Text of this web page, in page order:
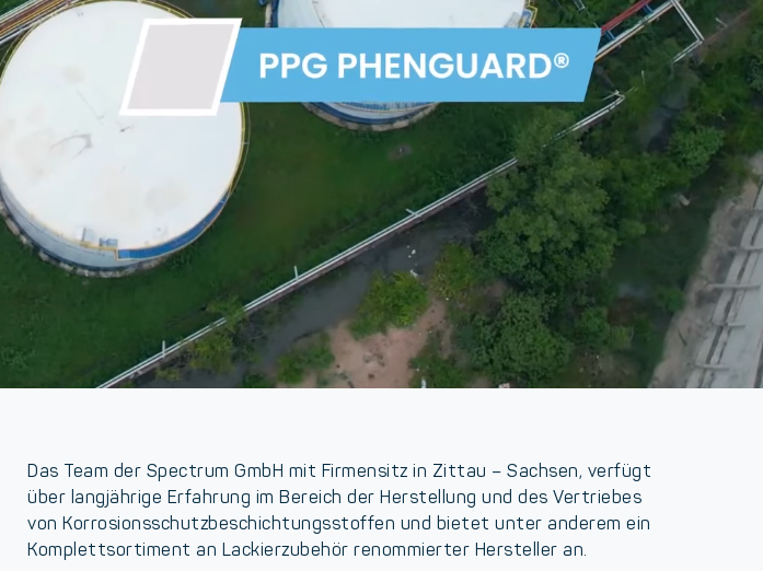
Das Team der Spectrum GmbH mit Firmensitz in Zittau – Sachsen, verfügt
über langjährige Erfahrung im Bereich der Herstellung und des Vertriebes
von Korrosionsschutzbeschichtungsstoffen und bietet unter anderem ein
Komplettsortiment an Lackierzubehör renommierter Hersteller an.